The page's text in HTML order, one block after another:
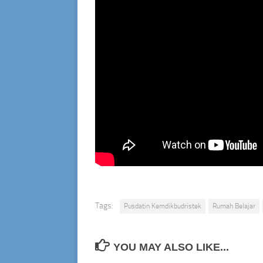
Tags: Pusdatin Kemdikbudristek Rumah Belajar
YOU MAY ALSO LIKE...